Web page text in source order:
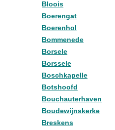
Bloois
Boerengat
Boerenhol
Bommenede
Borsele
Borssele
Boschkapelle
Botshoofd
Bouchauterhaven
Boudewijnskerke
Breskens